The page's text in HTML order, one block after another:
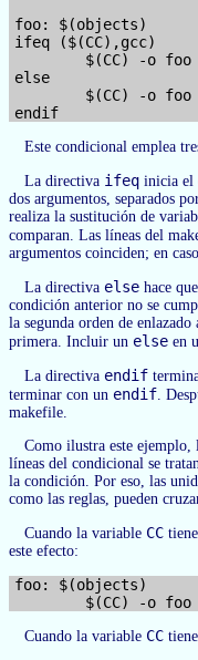
foo: $(objects)
ifeq ($(CC),gcc)
$(CC) -o foo
else
$(CC) -o foo
Este condicional emplea
La directiva ifeq inicia el
dos argumentos, separados
realiza la sustitución de
comparan. Las líneas del
argumentos coinciden; en
La directiva else hace
condición anterior no se
la segunda orden de
primera. Incluir un else en
La directiva endif
terminar con un endif.
makefile.
Como ilustra este
líneas del condicional se
la condición. Por eso, las
como las reglas, pueden
Cuando la variable CC
este efecto:
foo: $(objects)
Cuando la variable CC